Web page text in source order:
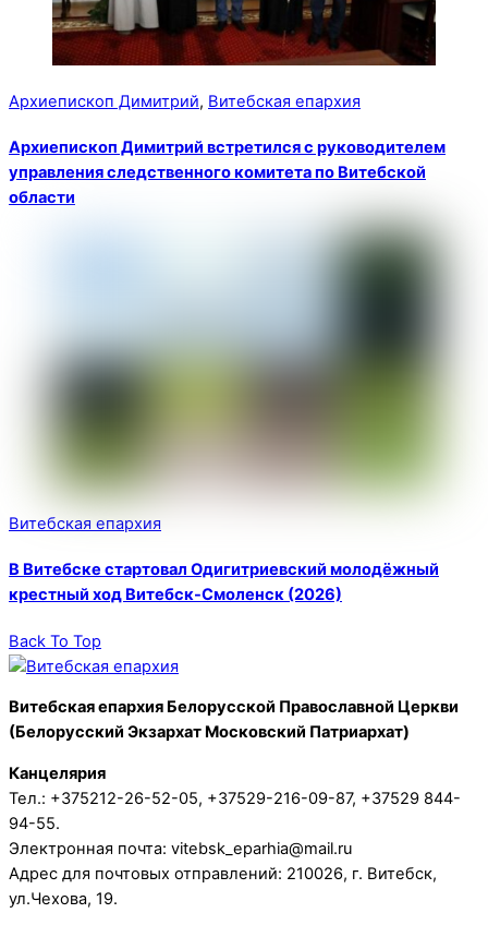
Архиепископ Димитрий, Витебская епархия
Архиепископ Димитрий встретился с руководителем
управления следственного комитета по Витебской
области
Витебская епархия
В Витебске стартовал Одигитриевский молодёжный
крестный ход Витебск-Смоленск (2026)
Back To Top
Витебская епархия Белорусской Православной Церкви
(Белорусский Экзархат Московский Патриархат)
Канцелярия
Тел.: +375212-26-52-05, +37529-216-09-87, +37529 844-
94-55.
Электронная почта: vitebsk_eparhia@mail.ru
Адрес для почтовых отправлений: 210026, г. Витебск,
ул.Чехова, 19.